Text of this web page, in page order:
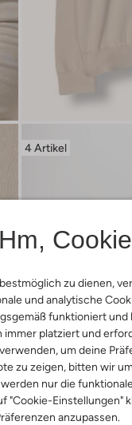
Hm,
zu dienen,
und analytische
funktioniert
immer platziert und
um deine
zu zeigen, bitten wir
nur die
"Cookie-Einstellungen"
anzupassen.
4 Artikel